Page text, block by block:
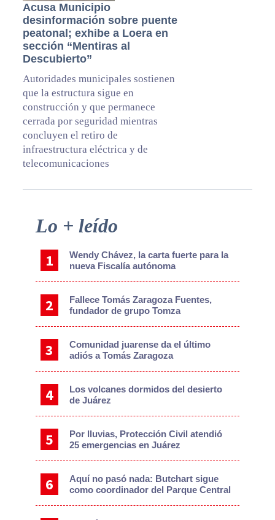
Acusa Municipio
desinformación sobre puente
peatonal; exhibe a Loera en
sección “Mentiras al
Descubierto”
Autoridades municipales sostienen
que la estructura sigue en
construcción y que permanece
cerrada por seguridad mientras
concluyen el retiro de
infraestructura eléctrica y de
telecomunicaciones
Primary
Sidebar
Lo + leído
Wendy Chávez, la carta fuerte para la
nueva Fiscalía autónoma
Fallece Tomás Zaragoza Fuentes,
fundador de grupo Tomza
Comunidad juarense da el último
adiós a Tomás Zaragoza
Los volcanes dormidos del desierto
de Juárez
Por lluvias, Protección Civil atendió
25 emergencias en Juárez
Aquí no pasó nada: Butchart sigue
como coordinador del Parque Central